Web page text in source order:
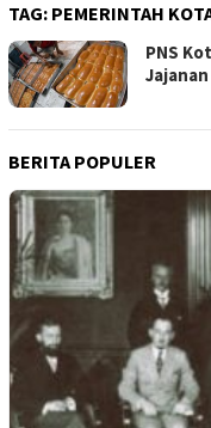
TAG: PEMERINTAH
PNS
BERITA POPULER